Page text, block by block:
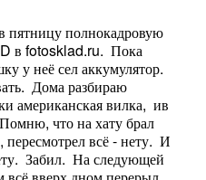
пятницу полнокадровую
в fotosklad.ru. Пока
у неё сел аккумулятор.
Дома разбираю
американская вилка, ив
что на хату брал
пересмотрел всё - нету. И
Забил. На следующей